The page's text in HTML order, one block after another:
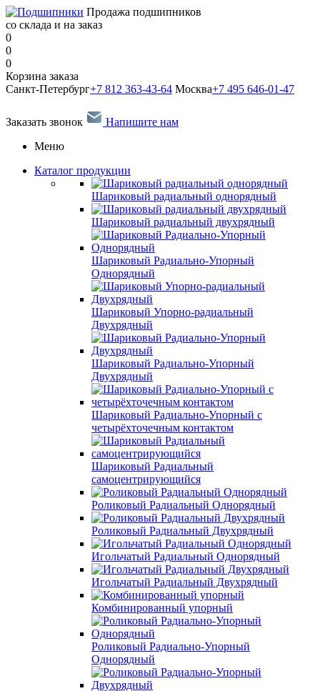
Продажа подшипников
со склада и на заказ
0
0
0
Корзина заказа
Санкт-Петербург+7 812 363-43-64 Москва+7 495 646-01-47
Заказать звонок
Напишите нам
Меню
Каталог продукции
Шариковый радиальный однорядный
Шариковый радиальный двухрядный
Шариковый Радиально-Упорный
Однорядный
Шариковый Упорно-радиальный
Двухрядный
Шариковый Радиально-Упорный
Двухрядный
Шариковый Радиально-Упорный с
четырёхточечным контактом
Шариковый Радиальный
самоцентрирующийся
Роликовый Радиальный Однорядный
Роликовый Радиальный Двухрядный
Игольчатый Радиальный Однорядный
Игольчатый Радиальный Двухрядный
Комбинированный упорный
Роликовый Радиально-Упорный
Однорядный